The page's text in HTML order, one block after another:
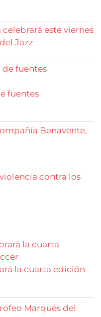
este viernes
Jazz
fuentes
Benavente,
la cuarta edición